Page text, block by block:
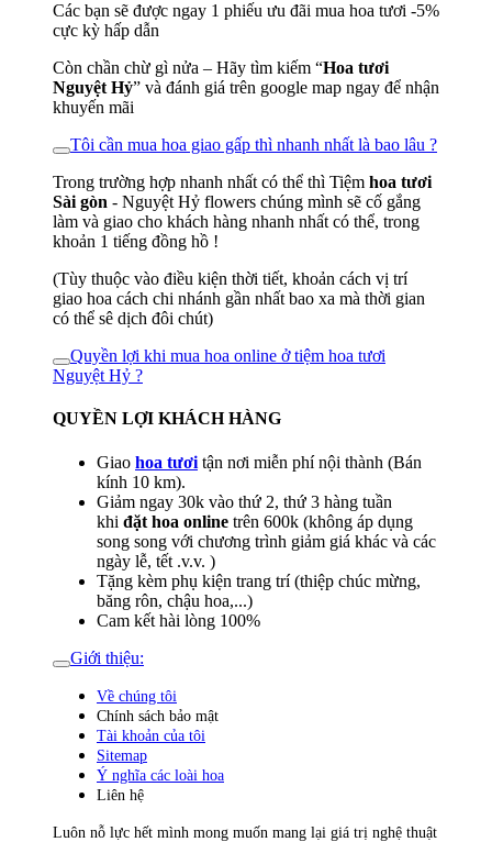
Các bạn sẽ được ngay 1 phiếu ưu đãi mua hoa tươi -5%
cực kỳ hấp dẫn
Còn chần chừ gì nửa – Hãy tìm kiếm “Hoa tươi
Nguyệt Hỷ” và đánh giá trên google map ngay để nhận
khuyến mãi
Tôi cần mua hoa giao gấp thì nhanh nhất là bao lâu ?
Trong trường hợp nhanh nhất có thể thì Tiệm hoa tươi
Sài gòn - Nguyệt Hỷ flowers chúng mình sẽ cố gắng
làm và giao cho khách hàng nhanh nhất có thể, trong
khoản 1 tiếng đồng hồ !
(Tùy thuộc vào điều kiện thời tiết, khoản cách vị trí
giao hoa cách chi nhánh gần nhất bao xa mà thời gian
có thể sê dịch đôi chút)
Quyền lợi khi mua hoa online ở tiệm hoa tươi
Nguyệt Hỷ ?
QUYỀN LỢI KHÁCH HÀNG
Giao hoa tươi tận nơi miễn phí nội thành (Bán
kính 10 km).
Giảm ngay 30k vào thứ 2, thứ 3 hàng tuần
khi đặt hoa online trên 600k (không áp dụng
song song với chương trình giảm giá khác và các
ngày lễ, tết .v.v. )
Tặng kèm phụ kiện trang trí (thiệp chúc mừng,
băng rôn, chậu hoa,...)
Cam kết hài lòng 100%
Giới thiệu:
Về chúng tôi
Chính sách bảo mật
Tài khoản của tôi
Sitemap
Ý nghĩa các loài hoa
Liên hệ
Luôn nỗ lực hết mình mong muốn mang lại giá trị nghệ thuật